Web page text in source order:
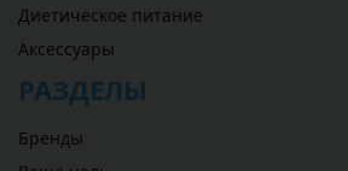
Диетическое питание
Аксессуары
РАЗДЕЛЫ
Бренды